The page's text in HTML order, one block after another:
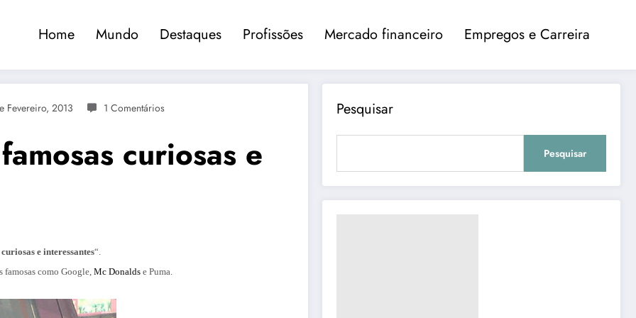
Home Mundo Destaques Profissões Mercado financeiro Empregos e Carreira
Fevereiro, 2013 1 Comentários
curiosas e
e interessantes“.
s famosas como Google, Mc Donalds e Puma.
Pesquisar
Pesquisar